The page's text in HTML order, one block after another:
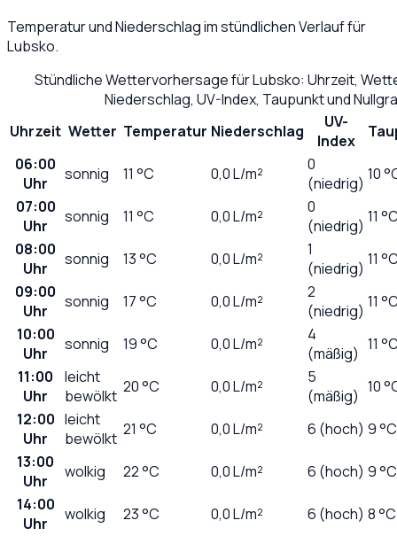
Temperatur und Niederschlag im stündlichen Verlauf für
Lubsko.
Stündliche Wettervorhersage fürLubsko: Uhrzeit,
Niederschlag, UV-Index, Taupunkt und
Uhrzeit Wetter Temperatur Niederschlag
UV-
Index
06:00
Uhr
sonnig 11 °C 0,0L/m²
0
(niedrig) 10
07:00
Uhr
sonnig 11 °C 0,0L/m²
0
(niedrig) 11
08:00
Uhr
sonnig 13°C 0,0L/m²
1
(niedrig) 11
09:00
Uhr
sonnig 17°C 0,0L/m²
2
(niedrig) 11
10:00
Uhr
sonnig 19°C 0,0L/m²
4
(mäßig) 11
11:00
Uhr
leicht
bewölkt 20°C 0,0L/m²
5
(mäßig) 10
12:00
Uhr
leicht
bewölkt 21 °C 0,0L/m² 6 (hoch) 9 °C
13:00
Uhr
wolkig 22°C 0,0L/m² 6 (hoch) 9 °C
14:00
Uhr
wolkig 23°C 0,0L/m² 6 (hoch) 8 °C